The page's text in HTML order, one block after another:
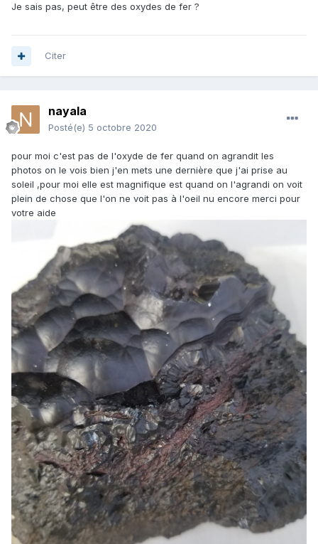
Je sais pas, peut être des oxydes de fer ?
Citer
nayala
Posté(e) 5 octobre 2020
pour moi c'est pas de l'oxyde de fer quand on agrandit les
photos on le vois bien j'en mets une dernière que j'ai prise au
soleil ,pour moi elle est magnifique est quand on l'agrandi on voit
plein de chose que l'on ne voit pas à l'oeil nu encore merci pour
votre aide